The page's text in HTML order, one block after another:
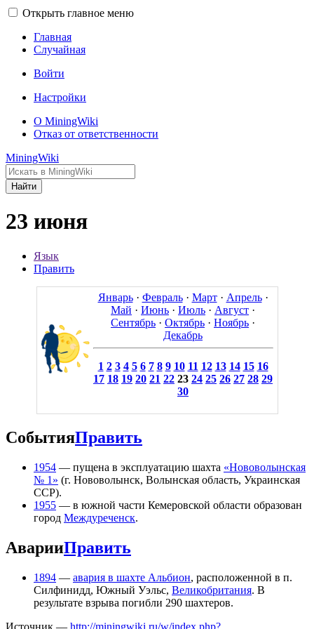
Открыть главное меню
Главная
Случайная
Войти
Настройки
О MiningWiki
Отказ от ответственности
MiningWiki
Найти
23 июня
Язык
Править
Январь· Февраль· Март· Апрель·
Май · Июнь · Июль · Август ·
Сентябрь · Октябрь · Ноябрь ·
Декабрь
1 2 3 4 5 6 7 8 9 10 11 12 13 14 15 16
17 18 19 20 21 22 23 24 25 26 27 28 29
30
СобытияПравить
1954 — пущена в эксплуатацию шахта «Нововолынская
№ 1» (г. Нововолынск, Волынская область, Украинская
ССР).
1955 — в южной части Кемеровской области образован
город Междуреченск.
АварииПравить
1894 — авария в шахте Альбион, расположенной в п.
Силфинидд, Южный Уэльс, Великобритания. В
результате взрыва погибли 290 шахтеров.
Источник — http://miningwiki.ru/w/index.php?